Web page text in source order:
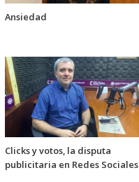
Ansiedad
Clicks y votos, la disputa
publicitaria en Redes Sociales